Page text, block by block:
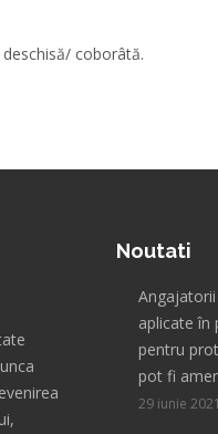
coborâtă.
Noutati
aplicate în
pentru
pot fi
29 iunie 2021